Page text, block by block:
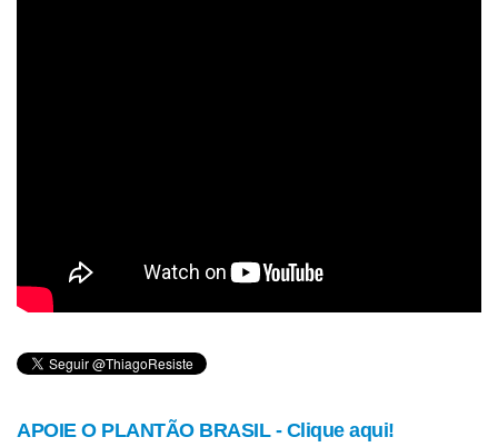
APOIE O PLANTÃO BRASIL - Clique aqui!